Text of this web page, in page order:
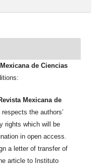
de Ciencias
Mexicana de
the authors’
rights which will be
in open access.
a letter of transfer of
article to Instituto